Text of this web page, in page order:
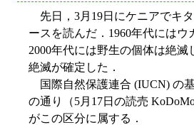
先日，3月19日にケニアでキ
ースを読んだ．1960年代には
2000年代には野生の個体は絶
絶滅が確定した．
国際自然保護連合 (IUCN) の
の通り（5月17日の読売
がこの区分に属する．